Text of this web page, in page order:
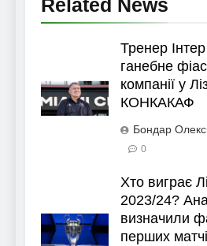
Related News
Тренер
ганебне
компанії у
КОНКАКАФ
Бондар
0
Хто виграє
2023/24?
визначили
перших